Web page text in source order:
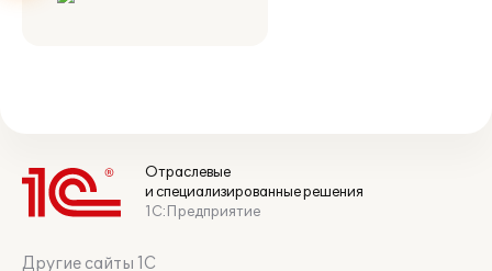
Отраслевые
и специализированные решения
1С:Предприятие
Другие сайты 1С